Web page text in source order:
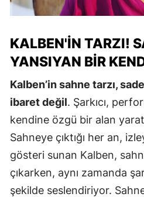
KALBEN'IN TARZI!
YANSIYAN BIR
Kalben’in sahne tarzı,
ibaret değil. Şarkıcı,
kendine özgü bir alan
Sahneye çıktığı her an,
gösteri sunan Kalben,
çıkarken, aynı zamanda
şekilde seslendiriyor.